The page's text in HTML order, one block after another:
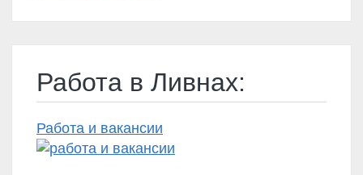
Работа в Ливнах:
Работа и вакансии